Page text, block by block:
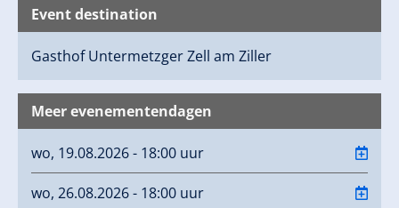
Event destination
Gasthof UntermetzgerZell am Ziller
Meer evenementendagen
wo, 19.08.2026 - 18:00 uur
wo, 26.08.2026 - 18:00 uur